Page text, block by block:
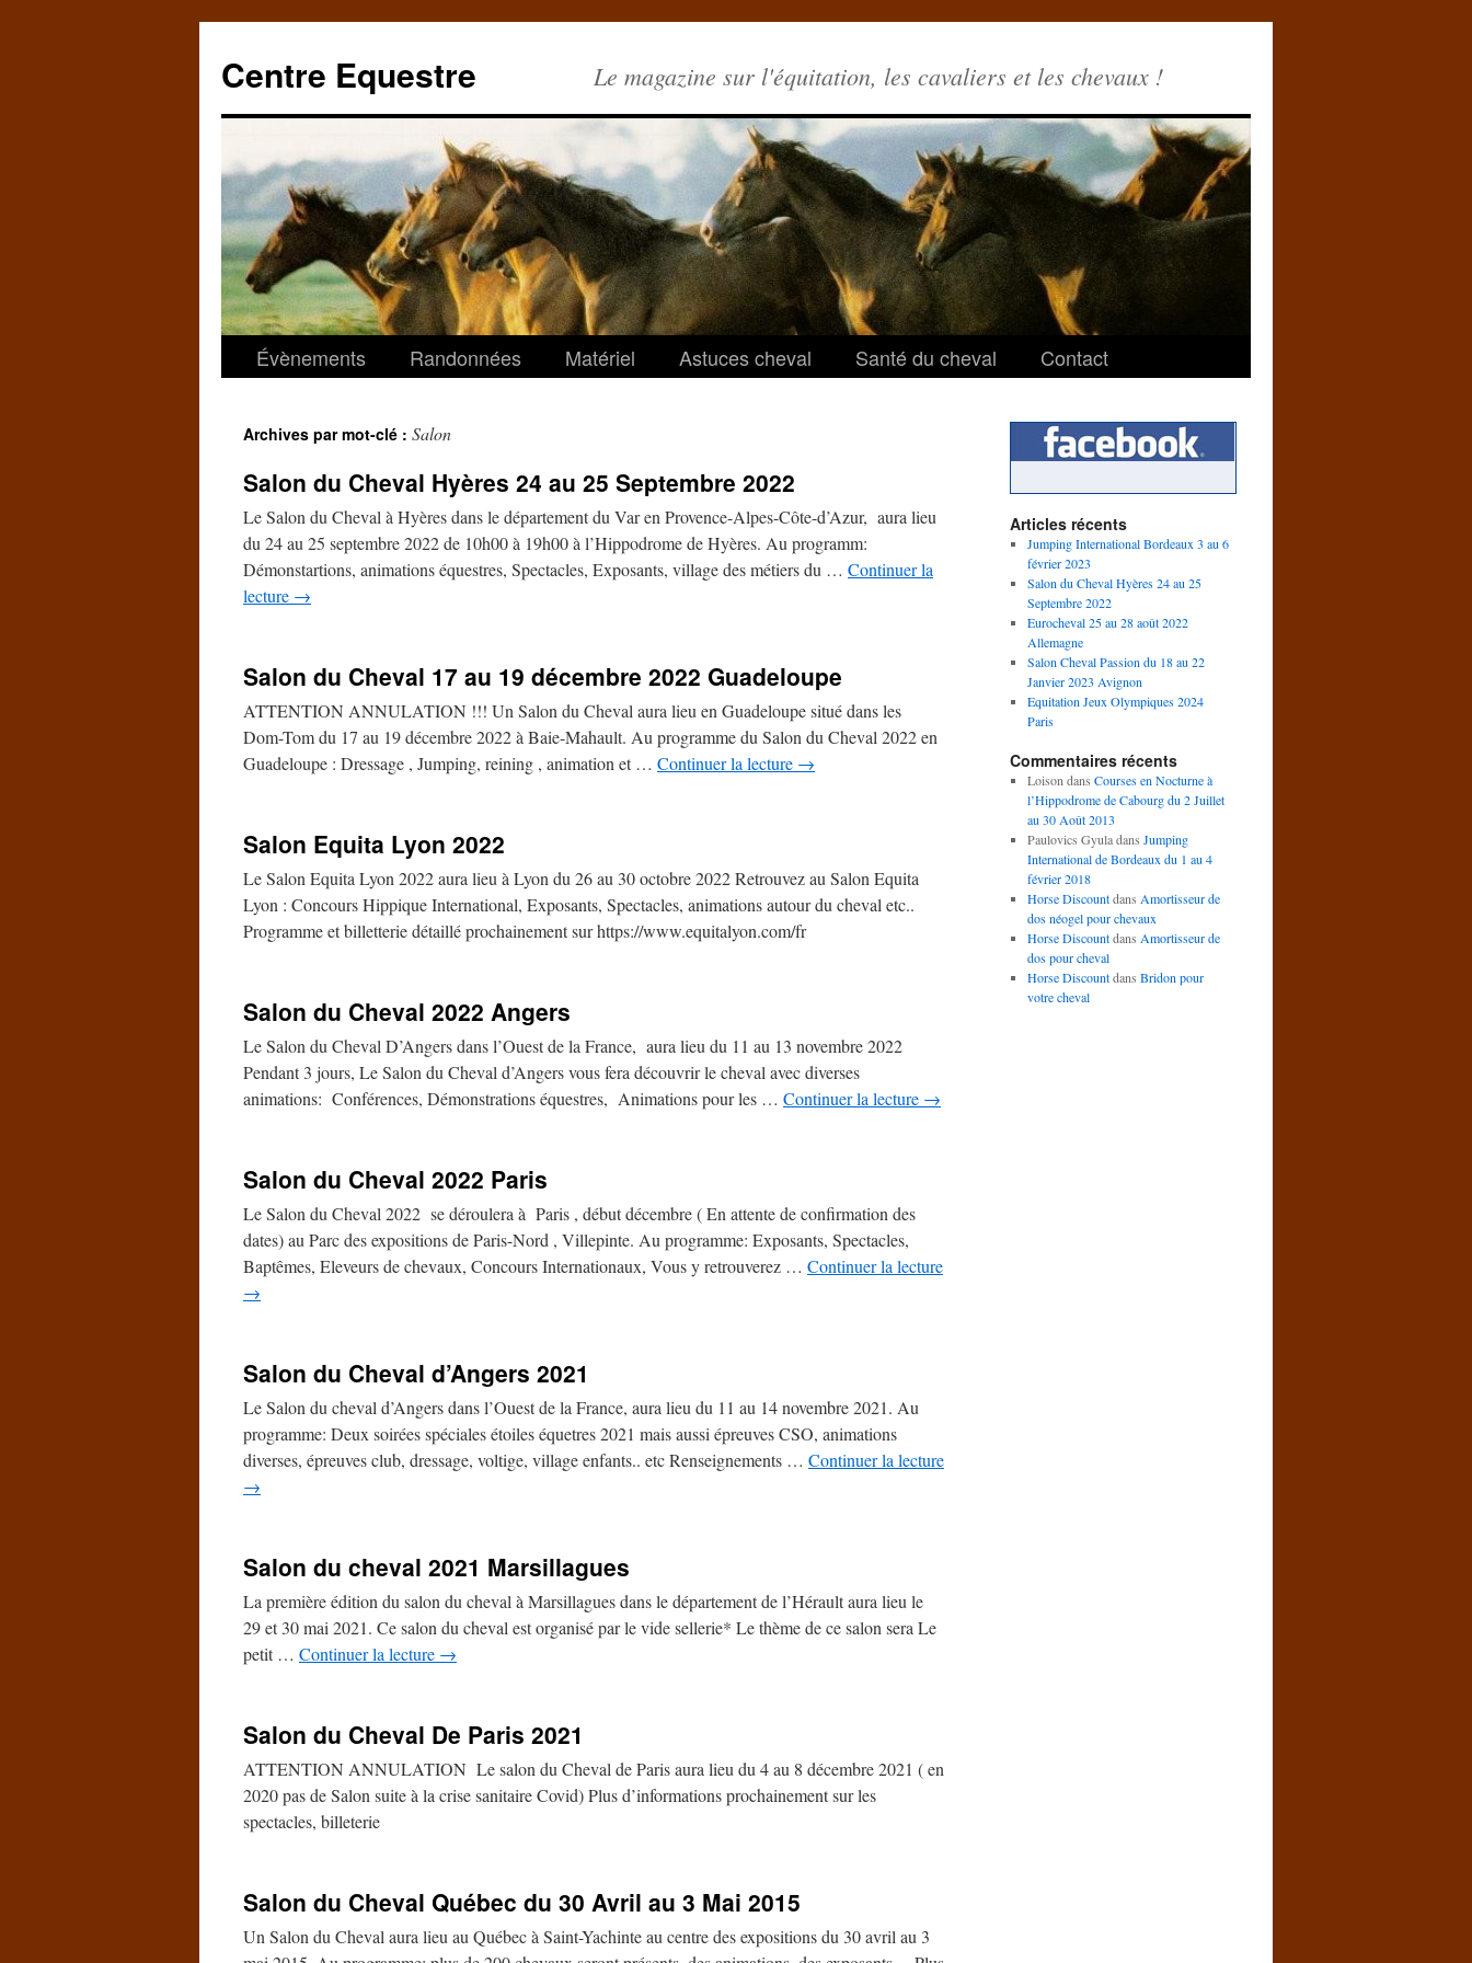
Centre Equestre Le magazine sur l'équitation, les cavaliers et les chevaux !
Évènements Randonnées Matériel Astuces cheval Santé du cheval Contact
Archives par mot-clé : Salon
Salon du Cheval Hyères 24 au 25 Septembre 2022
Le Salon du Cheval à Hyères dans le département du Var en Provence-Alpes-Côte-d’Azur, aura lieu
du 24 au 25 septembre 2022 de 10h00 à 19h00 à l’Hippodrome de Hyères. Au programm:
Démonstartions, animations équestres, Spectacles, Exposants, village des métiers du … Continuer la
lecture →
Salon du Cheval 17 au 19 décembre 2022 Guadeloupe
ATTENTION ANNULATION !!! Un Salon du Cheval aura lieu en Guadeloupe situé dans les
Dom-Tom du 17 au 19 décembre 2022 à Baie-Mahault. Au programme du Salon du Cheval 2022 en
Guadeloupe : Dressage , Jumping, reining , animation et … Continuer la lecture →
Salon Equita Lyon 2022
Le Salon Equita Lyon 2022 aura lieu à Lyon du 26 au 30 octobre 2022 Retrouvez au Salon Equita
Lyon : Concours Hippique International, Exposants, Spectacles, animations autour du cheval etc..
Programme et billetterie détaillé prochainement sur https://www.equitalyon.com/fr
Salon du Cheval 2022 Angers
Le Salon du Cheval D’Angers dans l’Ouest de la France, aura lieu du 11 au 13 novembre 2022
Pendant 3 jours, Le Salon du Cheval d’Angers vous fera découvrir le cheval avec diverses
animations: Conférences, Démonstrations équestres, Animations pour les … Continuer la lecture →
Salon du Cheval 2022 Paris
Le Salon du Cheval 2022 se déroulera à Paris , début décembre ( En attente de confirmation des
dates) au Parc des expositions de Paris-Nord , Villepinte. Au programme: Exposants, Spectacles,
Baptêmes, Eleveurs de chevaux, Concours Internationaux, Vous y retrouverez … Continuer la lecture
→
Salon du Cheval d’Angers 2021
Le Salon du cheval d’Angers dans l’Ouest de la France, aura lieu du 11 au 14 novembre 2021. Au
programme: Deux soirées spéciales étoiles équetres 2021 mais aussi épreuves CSO, animations
diverses, épreuves club, dressage, voltige, village enfants.. etc Renseignements … Continuer la lecture
→
Salon du cheval 2021 Marsillagues
La première édition du salon du cheval à Marsillagues dans le département de l’Hérault aura lieu le
29 et 30 mai 2021. Ce salon du cheval est organisé par le vide sellerie* Le thème de ce salon sera Le
petit … Continuer la lecture →
Salon du Cheval De Paris 2021
ATTENTION ANNULATION Le salon du Cheval de Paris aura lieu du 4 au 8 décembre 2021 ( en
2020 pas de Salon suite à la crise sanitaire Covid) Plus d’informations prochainement sur les
spectacles, billeterie
Salon du Cheval Québec du 30 Avril au 3 Mai 2015
Un Salon du Cheval aura lieu au Québec à Saint-Yachinte au centre des expositions du 30 avril au 3
Articles récents
Jumping International Bordeaux 3 au 6
février 2023
Salon du Cheval Hyères 24 au 25
Septembre 2022
Eurocheval 25 au 28 août 2022
Allemagne
Salon Cheval Passion du 18 au 22
Janvier 2023 Avignon
Equitation Jeux Olympiques 2024
Paris
Commentaires récents
Loison dans Courses en Nocturne à
l’Hippodrome de Cabourg du 2 Juillet
au 30 Août 2013
Paulovics Gyuladans Jumping
International de Bordeaux du 1 au 4
février 2018
Horse Discountdans Amortisseur de
dos néogel pour chevaux
Horse Discountdans Amortisseur de
dos pour cheval
Horse Discountdans Bridon pour
votre cheval